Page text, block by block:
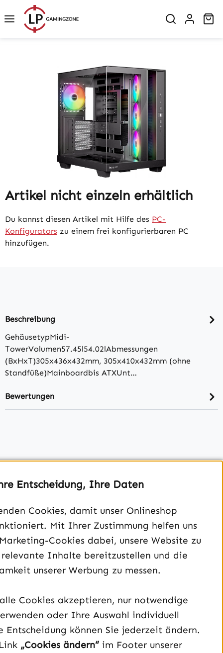
Zum Hauptinhalt springen
Bildergalerie überspringen
Artikel nicht einzeln erhältlich
Du kannst diesen Artikel mit Hilfe des PC-
Konfigurators zu einem frei konfigurierbaren PC
hinzufügen.
Beschreibung
GehäusetypMidi-
TowerVolumen57.45l54.02lAbmessungen
(BxHxT)305x436x432mm, 305x410x432mm (ohne
Standfüße)Mainboardbis ATXUnt…
Bewertungen
Unterstützung und Beratung unter:
040 – 182 295 901
Mo-Fr, 08:00 - 16:00 Uhr
Vertrag widerrufen
Schau auf Instagram vorbei – öffnet in neuem Tab
Sieh dir unsere TikTok-Videos an – öffnet in neuem
Sieh dir unsere Videos auf YouTube an – öffnet
Entscheidung, Ihre Daten
Cookies, damit unser Onlineshop
Mit Ihrer Zustimmung helfen uns
Cookies dabei, unsere Website zu
relevante Inhalte bereitzustellen und die
unserer Werbung zu messen.
Cookies akzeptieren, nur notwendige
oder Ihre Auswahl individuell
Entscheidung können Sie jederzeit ändern.
„Cookies ändern“im Footer unserer